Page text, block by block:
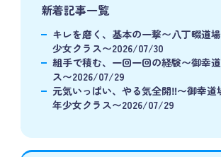
新着記事一覧
キレを磨く、基本の一撃〜八丁畷道
少女クラス〜2026/07/30
組手で積む、一回一回の経験〜御幸
ス〜2026/07/29
元気いっぱい、やる気全開‼️〜御幸道
年少女クラス〜2026/07/29